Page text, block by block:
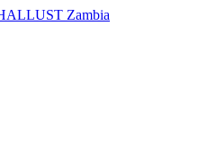
Zambia